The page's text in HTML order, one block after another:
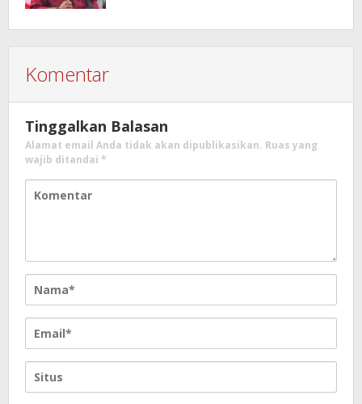
Komentar
Tinggalkan Balasan
Alamat email Anda tidak akan dipublikasikan. Ruas yang
wajib ditandai *